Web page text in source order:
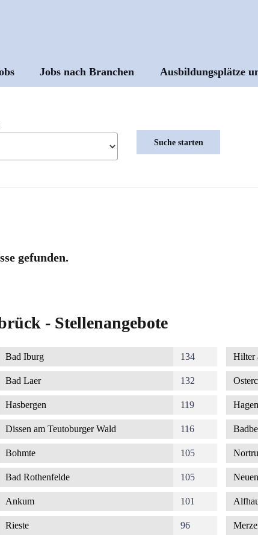
Jobs nach Branchen Ausbildungsplätze
gefunden.
- Stellenangebote
Bad Iburg 134
Bad Laer 132
Hasbergen 119
Dissen am Teutoburger Wald 116
Bohmte 105
Bad Rothenfelde 105
Ankum 101
Rieste 96
Hilter